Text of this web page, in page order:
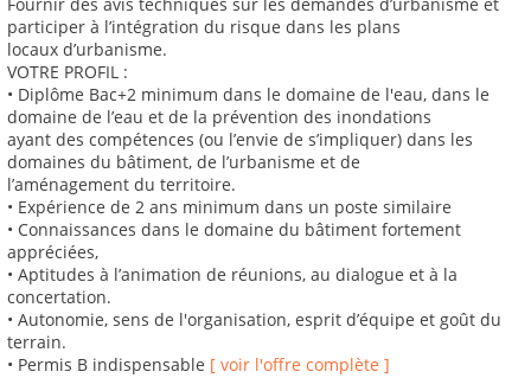
participer à l’intégration du risque dans les plans
locaux d’urbanisme.
VOTRE PROFIL :
• Diplôme Bac+2 minimum dans le domaine de l'eau, dans le
domaine de l’eau et de la prévention des inondations
ayant des compétences (ou l’envie de s’impliquer) dans les
domaines du bâtiment, de l’urbanisme et de
l’aménagement du territoire.
• Expérience de 2 ans minimum dans un poste similaire
• Connaissances dans le domaine du bâtiment fortement
appréciées,
• Aptitudes à l’animation de réunions, au dialogue et à la
concertation.
• Autonomie, sens de l'organisation, esprit d’équipe et goût du
terrain.
• Permis B indispensable [ voir l'offre complète ]